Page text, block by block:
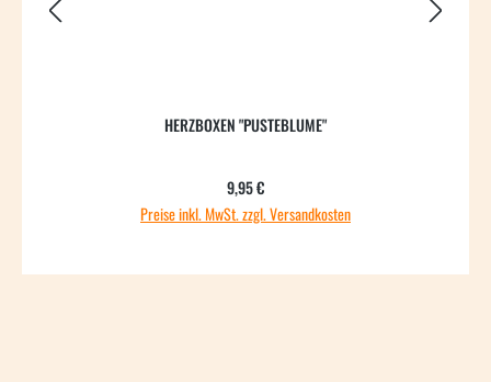
HERZBOXEN "PUSTEBLUME"
Regulärer Preis:
9,95 €
Preise inkl. MwSt. zzgl. Versandkosten